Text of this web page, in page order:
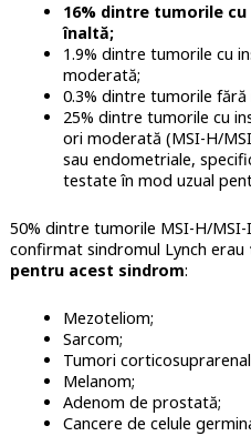
16% dintre tumorile
înaltă;
1.9% dintre tumorile cu
moderată;
0.3% dintre tumorile
25% dintre tumorile cu
ori moderată (MSI-H/
sau endometriale,
testate în mod uzual
50% dintre tumorile MSI-H/
confirmat sindromul Lynch erau
pentru acest sindrom:
Mezoteliom;
Sarcom;
Tumori
Melanom;
Adenom de prostată;
Cancere de celule